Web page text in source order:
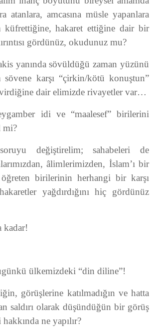
atanlara, amcasına müsle yapanlara
küfrettiğine, hakaret ettiğine dair bir
gördünüz, okudunuz mu?
yanında sövüldüğü zaman yüzünü
karşı “çirkin/kötü konuştun”
dair elimizde rivayetler var…
idi ve “maalesef” birilerini
mi?
değiştirelim; sahabeleri de
âlimlerimizden, İslam’ı bir
birilerinin herhangi bir karşı
yağdırdığını hiç gördünüz
kadar!
ülkemizdeki “din diline”!
görüşlerine katılmadığın ve hatta
saldırı olarak düşündüğün bir görüş
ne yapılır?